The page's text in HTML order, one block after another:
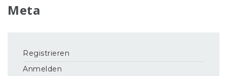
Meta
Registrieren
Anmelden